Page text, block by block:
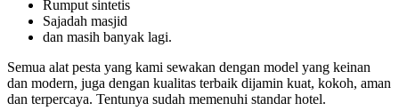
Rumput sintetis
Sajadah masjid
dan masih banyak lagi.
Semua alat pesta yang kami sewakan dengan model yang keinan
dan modern, juga dengan kualitas terbaik dijamin kuat, kokoh, aman
dan terpercaya. Tentunya sudah memenuhi standar hotel.